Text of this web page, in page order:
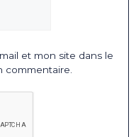
et mon site dans le
commentaire.